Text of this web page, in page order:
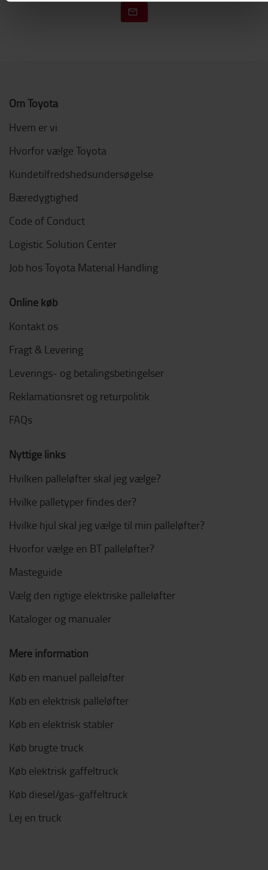
Om Toyota
Hvem er vi
Hvorfor vælge Toyota
Kundetilfredshedsundersøgelse
Bæredygtighed
Code of Conduct
Logistic Solution Center
Job hos Toyota Material Handling
Online køb
Kontakt os
Fragt & Levering
Leverings- og betalingsbetingelser
Reklamationsret og returpolitik
FAQs
Nyttige links
Hvilken palleløfter skal jeg vælge?
Hvilke palletyper findes der?
Hvilke hjul skal jeg vælge til min palleløfter?
Hvorfor vælge en BT palleløfter?
Masteguide
Vælg den rigtige elektriske palleløfter
Kataloger og manualer
Mere information
Køb en manuel palleløfter
Køb en elektrisk palleløfter
Køb en elektrisk stabler
Køb brugte truck
Køb elektrisk gaffeltruck
Køb diesel/gas-gaffeltruck
Lej en truck